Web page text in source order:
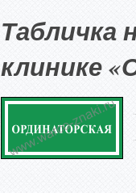
Табличка
клинике